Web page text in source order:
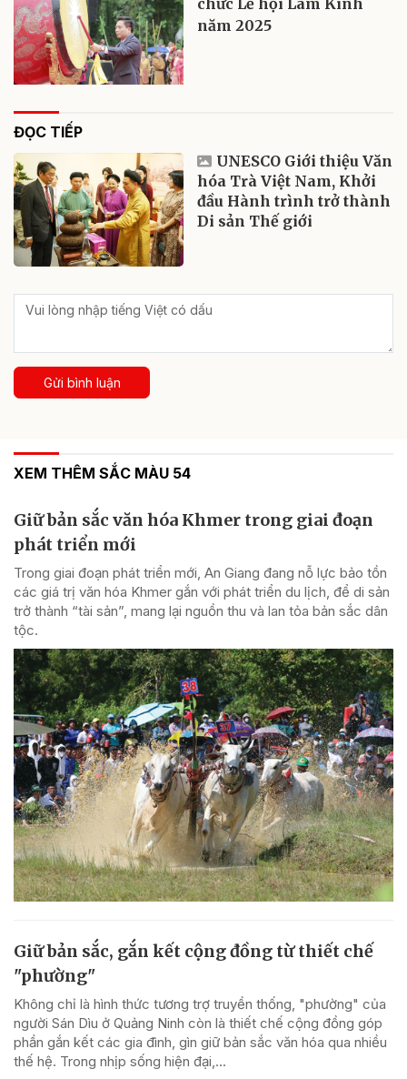
năm 2025
ĐỌC TIẾP
UNESCO Giới thiệu Văn
hóa Trà Việt Nam, Khởi
đầu Hành trình trở thành
Di sản Thế giới
Gửi bình luận
XEM THÊM SẮC MÀU 54
Giữ bản sắc văn hóa Khmer trong giai đoạn
phát triển mới
Trong giai đoạn phát triển mới, An Giang đang nỗ lực bảo tồn
các giá trị văn hóa Khmer gắn với phát triển du lịch, để di sản
trở thành “tài sản”, mang lại nguồn thu và lan tỏa bản sắc dân
tộc.
Giữ bản sắc, gắn kết cộng đồng từ thiết chế
"phường"
Không chỉ là hình thức tương trợ truyền thống, "phường" của
người Sán Dìu ở Quảng Ninh còn là thiết chế cộng đồng góp
phần gắn kết các gia đình, gìn giữ bản sắc văn hóa qua nhiều
thế hệ. Trong nhịp sống hiện đại,...